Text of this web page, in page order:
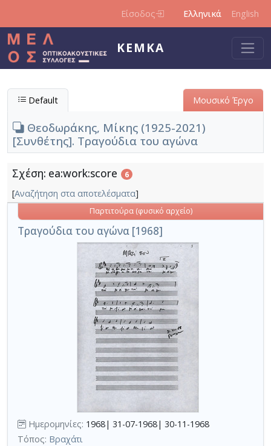
Είσοδος Ελληνικά English
ΚΕΜΚΑ
Default Μουσικό Έργο
Θεοδωράκης, Μίκης (1925-2021)
[Συνθέτης]. Τραγούδια του αγώνα
Σχέση: ea:work:score 6
[Αναζήτηση στα αποτελέσματα]
Τραγούδια του αγώνα [1968]
Παρτιτούρα (φυσικό αρχείο)
Ημερομηνίες: 1968| 31-07-1968| 30-11-1968
Τόπος: Βραχάτι